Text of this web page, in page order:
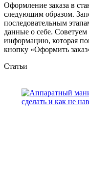
Оформление заказа в
следующим образом.
последовательным
данные о себе. Советуем
информацию, которая
кнопку «Оформить
Статьи